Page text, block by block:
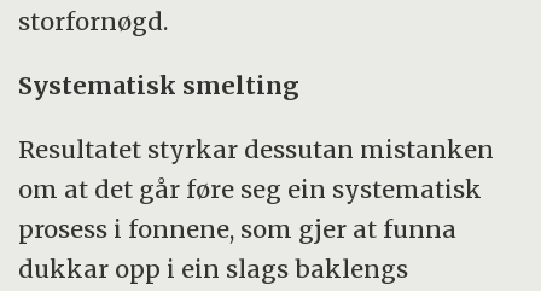
storfornøgd.
Systematisk smelting
Resultatet styrkar dessutan mistanken
om at det går føre seg ein systematisk
prosess i fonnene, som gjer at funna
dukkar opp i ein slags baklengs